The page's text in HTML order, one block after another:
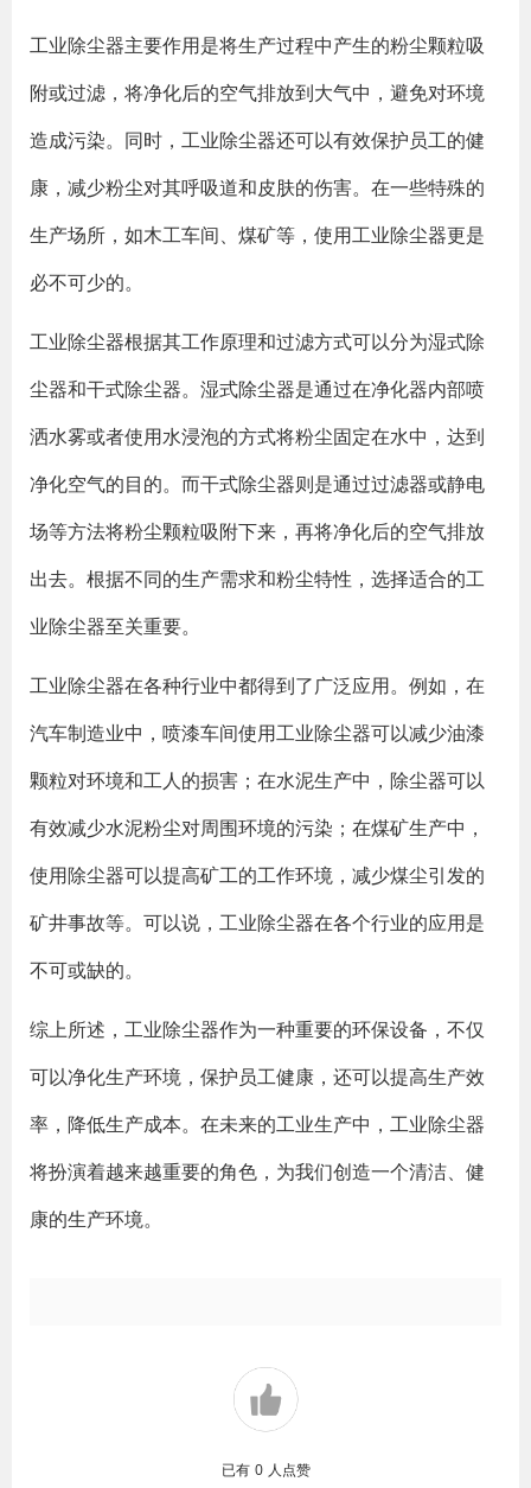
工业除尘器主要作用是将生产过程中产生的粉尘颗粒吸
附或过滤，将净化后的空气排放到大气中，避免对环境
造成污染。同时，工业除尘器还可以有效保护员工的健
康，减少粉尘对其呼吸道和皮肤的伤害。在一些特殊的
生产场所，如木工车间、煤矿等，使用工业除尘器更是
必不可少的。
工业除尘器根据其工作原理和过滤方式可以分为湿式除
尘器和干式除尘器。湿式除尘器是通过在净化器内部喷
洒水雾或者使用水浸泡的方式将粉尘固定在水中，达到
净化空气的目的。而干式除尘器则是通过过滤器或静电
场等方法将粉尘颗粒吸附下来，再将净化后的空气排放
出去。根据不同的生产需求和粉尘特性，选择适合的工
业除尘器至关重要。
工业除尘器在各种行业中都得到了广泛应用。例如，在
汽车制造业中，喷漆车间使用工业除尘器可以减少油漆
颗粒对环境和工人的损害；在水泥生产中，除尘器可以
有效减少水泥粉尘对周围环境的污染；在煤矿生产中，
使用除尘器可以提高矿工的工作环境，减少煤尘引发的
矿井事故等。可以说，工业除尘器在各个行业的应用是
不可或缺的。
综上所述，工业除尘器作为一种重要的环保设备，不仅
可以净化生产环境，保护员工健康，还可以提高生产效
率，降低生产成本。在未来的工业生产中，工业除尘器
将扮演着越来越重要的角色，为我们创造一个清洁、健
康的生产环境。
已有 0 人点赞